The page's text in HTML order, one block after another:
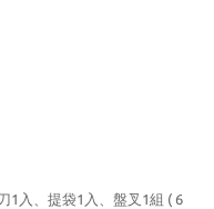
1 入、提袋1 入、盤叉 1組 ( 6